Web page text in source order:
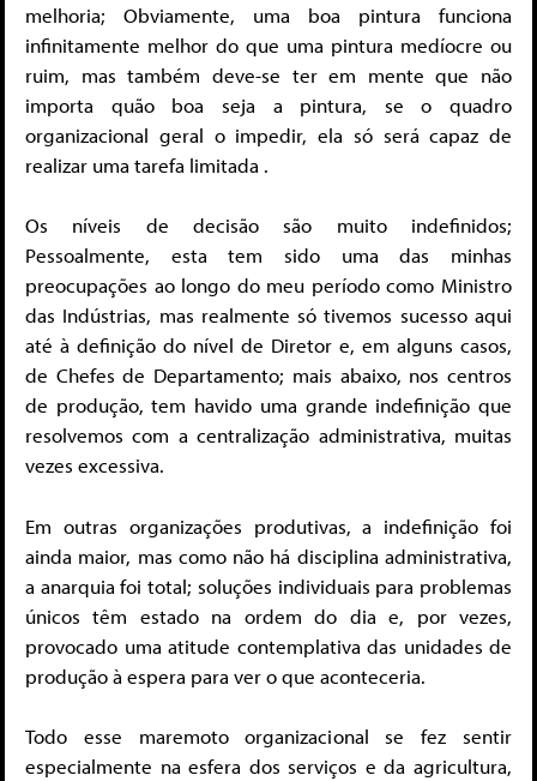
melhoria; Obviamente, uma boa pintura funciona
infinitamente melhor do que uma pintura medíocre ou
ruim, mas também deve-se ter em mente que não
importa quão boa seja a pintura, se o quadro
organizacional geral o impedir, ela só será capaz de
realizar uma tarefa limitada .
Os níveis de decisão são muito indefinidos;
Pessoalmente, esta tem sido uma das minhas
preocupações ao longo do meu período como Ministro
das Indústrias, mas realmente só tivemos sucesso aqui
até à definição do nível de Diretor e, em alguns casos,
de Chefes de Departamento; mais abaixo, nos centros
de produção, tem havido uma grande indefinição que
resolvemos com a centralização administrativa, muitas
vezes excessiva.
Em outras organizações produtivas, a indefinição foi
ainda maior, mas como não há disciplina administrativa,
a anarquia foi total; soluções individuais para problemas
únicos têm estado na ordem do dia e, por vezes,
provocado uma atitude contemplativa das unidades de
produção à espera para ver o que aconteceria.
Todo esse maremoto organizacional se fez sentir
especialmente na esfera dos serviços e da agricultura,